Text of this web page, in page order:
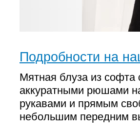
Подробности на
Мятная блуза из софта
аккуратными рюшами
рукавами и прямым
небольшим передним